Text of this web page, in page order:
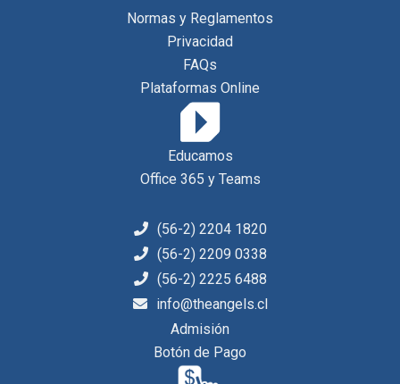
Normas y Reglamentos
Privacidad
FAQs
Plataformas Online
Educamos
Office 365 y Teams
(56-2) 2204 1820
(56-2) 2209 0338
(56-2) 2225 6488
info@theangels.cl
Admisión
Botón de Pago